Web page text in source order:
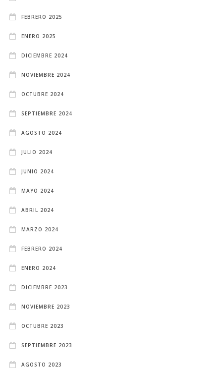
FEBRERO 2025
ENERO 2025
DICIEMBRE 2024
NOVIEMBRE 2024
OCTUBRE 2024
SEPTIEMBRE 2024
AGOSTO 2024
JULIO 2024
JUNIO 2024
MAYO 2024
ABRIL 2024
MARZO 2024
FEBRERO 2024
ENERO 2024
DICIEMBRE 2023
NOVIEMBRE 2023
OCTUBRE 2023
SEPTIEMBRE 2023
AGOSTO 2023